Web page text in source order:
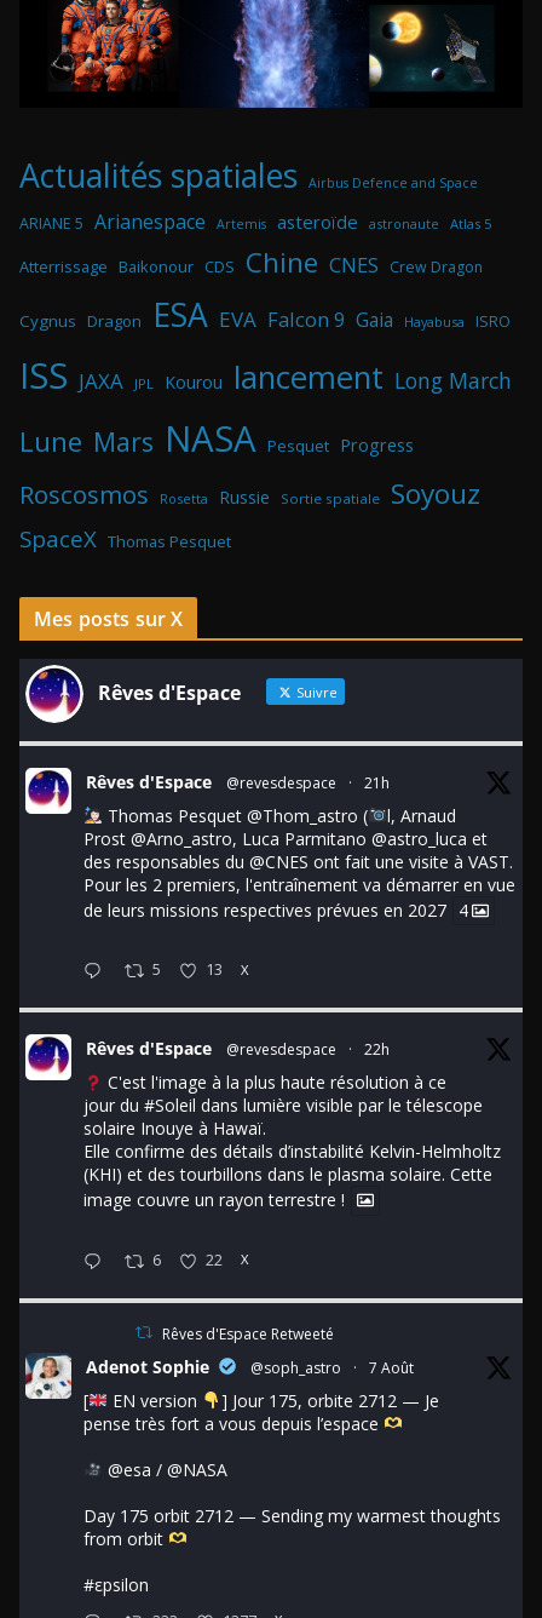
Actualités spatiales Airbus Defence and Space
ARIANE 5 Arianespace Artemis asteroïde astronaute Atlas 5
Atterrissage Baikonour CDS Chine CNES Crew Dragon
Cygnus Dragon ESA EVA Falcon 9 Gaia Hayabusa ISRO
ISS JAXA JPL Kourou lancement Long March
Lune Mars NASA Pesquet Progress
Roscosmos Rosetta Russie Sortie spatiale Soyouz
SpaceX Thomas Pesquet
Mes posts sur X
Rêves d'Espace Suivre
Rêves d'Espace @revesdespace · 21h
Thomas Pesquet @Thom_astro (
l, Arnaud
Prost @Arno_astro, Luca Parmitano @astro_luca et
des responsables du @CNES ont fait une visite à VAST.
Pour les 2 premiers, l'entraînement va démarrer en vue
de leurs missions respectives prévues en 2027 4
5 13 X
Rêves d'Espace @revesdespace · 22h
C'est l'image à la plus haute résolution à ce
jour du #Soleil dans lumière visible par le télescope
solaire Inouye à Hawaï.
Elle confirme des détails d’instabilité Kelvin-Helmholtz
(KHI) et des tourbillons dans le plasma solaire. Cette
image couvre un rayon terrestre !
6 22 X
Rêves d'Espace Retweeté
Adenot Sophie @soph_astro · 7 Août
[ EN version
] Jour 175, orbite 2712 — Je
pense très fort a vous depuis l’espace
@esa / @NASA
Day 175 orbit 2712 — Sending my warmest thoughts
from orbit
#εpsilon